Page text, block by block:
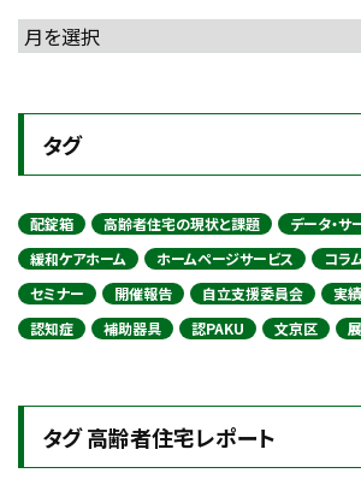
タグ
配錠箱 高齢者住宅の現状と課題
データ・サ
緩和ケアホーム
ホームページサービス コラ
セミナー
開催報告 自立支援委員会 実績
認知症
補助器具 認PAKU 文京区
タグ 高齢者住宅レポート